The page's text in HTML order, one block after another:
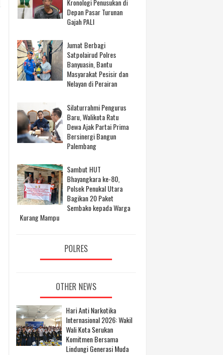
Kronologi Penusukan di
Depan Pasar Turunan
Gajah PALI
Jumat Berbagi
Satpolairud Polres
Banyuasin, Bantu
Masyarakat Pesisir dan
Nelayan di Perairan
Silaturrahmi Pengurus
Baru, Walikota Ratu
Dewa Ajak Partai Prima
Bersinergi Bangun
Palembang
Sambut HUT
Bhayangkara ke-80,
Polsek Penukal Utara
Bagikan 20 Paket
Sembako kepada Warga
Kurang Mampu
POLRES
OTHER NEWS
Hari Anti Narkotika
Internasional 2026: Wakil
Wali Kota Serukan
Komitmen Bersama
Lindungi Generasi Muda